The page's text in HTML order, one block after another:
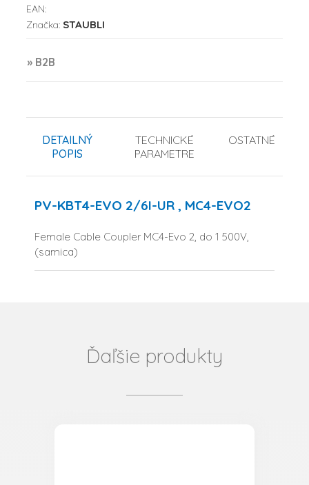
EAN:
Značka: STAUBLI
» B2B
DETAILNÝ
POPIS
TECHNICKÉ
PARAMETRE
OSTATNÉ
PV-KBT4-EVO 2/6I-UR , MC4-EVO2
Female Cable Coupler MC4-Evo 2, do 1 500V,
(samica)
Ďaľšie produkty